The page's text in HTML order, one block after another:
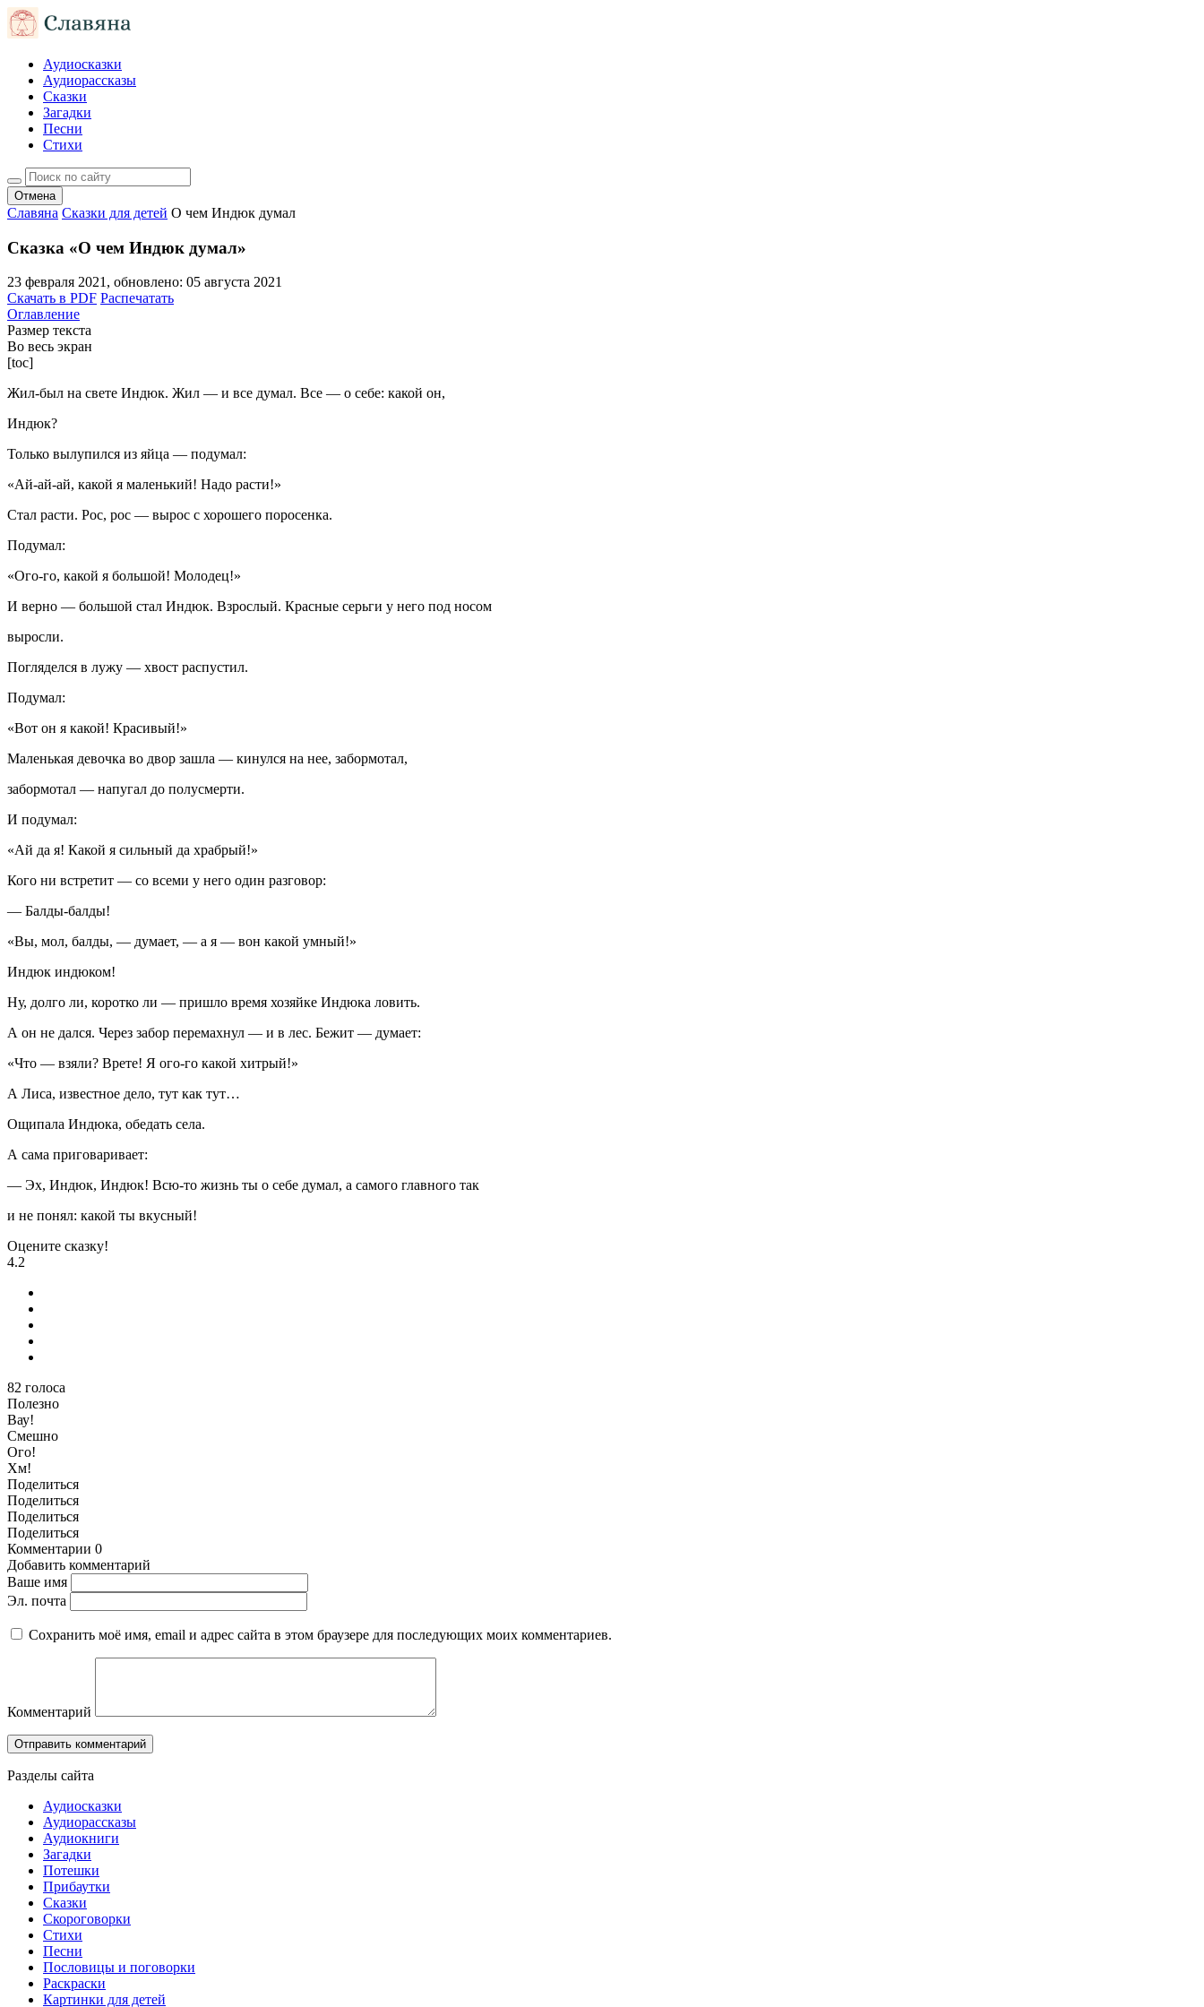
Аудиосказки
Аудиорассказы
Сказки
Загадки
Песни
Стихи
Отмена
Славяна Сказки для детей О чем Индюк думал
Сказка «О чем Индюк думал»
23 февраля 2021, обновлено: 05 августа 2021
Скачать в PDF Распечатать
Оглавление
Размер текста
Во весь экран
[toc]
Жил-был на свете Индюк. Жил — и все думал. Все — о себе: какой он,
Индюк?
Только вылупился из яйца — подумал:
«Ай-ай-ай, какой я маленький! Надо расти!»
Стал расти. Рос, рос — вырос с хорошего поросенка.
Подумал:
«Ого-го, какой я большой! Молодец!»
И верно — большой стал Индюк. Взрослый. Красные серьги у него под носом
выросли.
Погляделся в лужу — хвост распустил.
Подумал:
«Вот он я какой! Красивый!»
Маленькая девочка во двор зашла — кинулся на нее, забормотал,
забормотал — напугал до полусмерти.
И подумал:
«Ай да я! Какой я сильный да храбрый!»
Кого ни встретит — со всеми у него один разговор:
— Балды-балды!
«Вы, мол, балды, — думает, — а я — вон какой умный!»
Индюк индюком!
Ну, долго ли, коротко ли — пришло время хозяйке Индюка ловить.
А он не дался. Через забор перемахнул — и в лес. Бежит — думает:
«Что — взяли? Врете! Я ого-го какой хитрый!»
А Лиса, известное дело, тут как тут…
Ощипала Индюка, обедать села.
А сама приговаривает:
— Эх, Индюк, Индюк! Всю-то жизнь ты о себе думал, а самого главного так
и не понял: какой ты вкусный!
Оцените сказку!
4.2
82 голоса
Полезно
Вау!
Смешно
Ого!
Хм!
Поделиться
Поделиться
Поделиться
Поделиться
Комментарии 0
Добавить комментарий
Ваше имя
Эл. почта
Сохранить моё имя, email и адрес сайта в этом браузере для последующих моих комментариев.
Комментарий
Разделы сайта
Аудиосказки
Аудиорассказы
Аудиокниги
Загадки
Потешки
Прибаутки
Сказки
Скороговорки
Стихи
Песни
Пословицы и поговорки
Раскраски
Картинки для детей